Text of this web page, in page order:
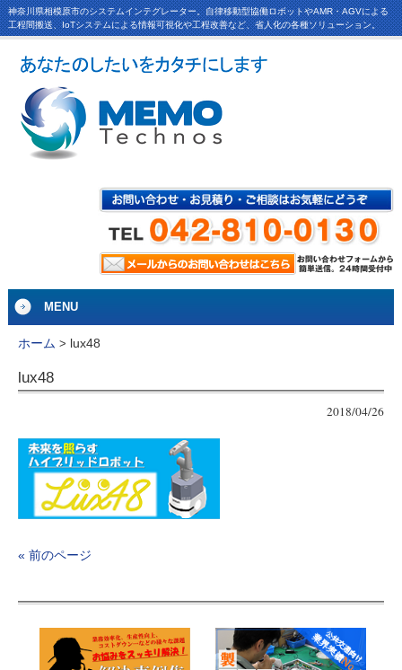
神奈川県相模原市のシステムインテグレーター。自律移動型協働ロボットやAMR・AGVによる
工程間搬送、IoTシステムによる情報可視化や工程改善など、省人化の各種ソリューション。
MENU
ホーム > lux48
lux48
2018/04/26
« 前のページ